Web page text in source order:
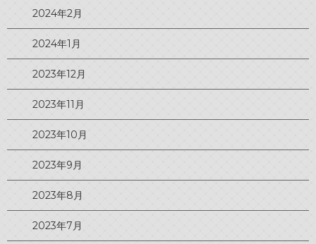
2024年2月
2024年1月
2023年12月
2023年11月
2023年10月
2023年9月
2023年8月
2023年7月